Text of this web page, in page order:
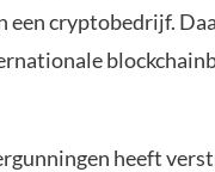
een cryptobedrijf.
heeft